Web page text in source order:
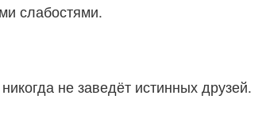
слабостями.
не заведёт истинных друзей.